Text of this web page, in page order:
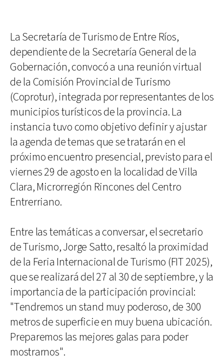
La Secretaría de Turismo de Entre Ríos,
dependiente de la Secretaría General de la
Gobernación, convocó a una reunión virtual
de la Comisión Provincial de Turismo
(Coprotur), integrada por representantes de los
municipios turísticos de la provincia. La
instancia tuvo como objetivo definir y ajustar
la agenda de temas que se tratarán en el
próximo encuentro presencial, previsto para el
viernes 29 de agosto en la localidad de Villa
Clara, Microrregión Rincones del Centro
Entrerriano.
Entre las temáticas a conversar, el secretario
de Turismo, Jorge Satto, resaltó la proximidad
de la Feria Internacional de Turismo (FIT 2025),
que se realizará del 27 al 30 de septiembre, y la
importancia de la participación provincial:
"Tendremos un stand muy poderoso, de 300
metros de superficie en muy buena ubicación.
Preparemos las mejores galas para poder
mostrarnos".